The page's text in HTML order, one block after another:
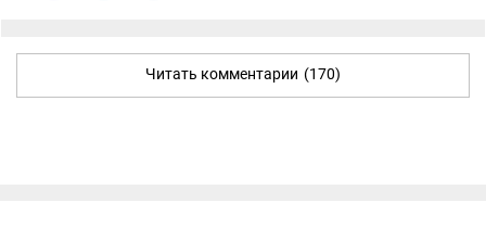
Читать комментарии (170)